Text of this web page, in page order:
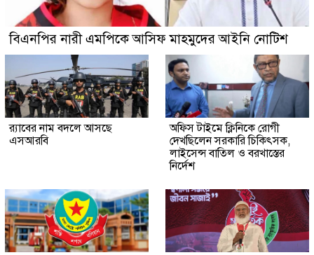
বিএনপির নারী এমপিকে আসিফ মাহমুদের আইনি নোটিশ
র‍্যাবের নাম বদলে আসছে
এসআরবি
অফিস টাইমে ক্লিনিকে রোগী
দেখছিলেন সরকারি চিকিৎসক,
লাইসেন্স বাতিল ও বরখাস্তের
নির্দেশ